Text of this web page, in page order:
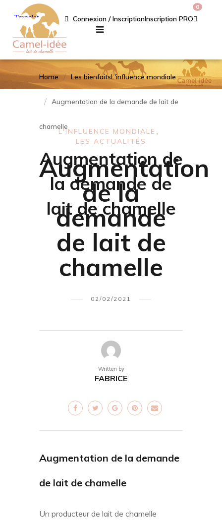
Connexion / InscriptionInscription PRO
0
Home Les bienfaitsL'influence mondiale
Augmentation de la demande de lait de
chamelle
Augmentation de
la demande de
lait de chamelle
L'INFLUENCE MONDIALE
LES ACTUALITÉS
Augmentation
de la
demande
de lait de
chamelle
02/02/2021
Written by
FABRICE
Augmentation de la demande
de lait de chamelle
Un producteur de lait de chamelle